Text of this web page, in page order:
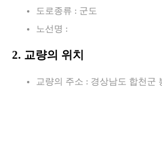
도로종류 : 군도
노선명 :
2. 교량의 위치
교량의 주소 : 경상남도 합천군